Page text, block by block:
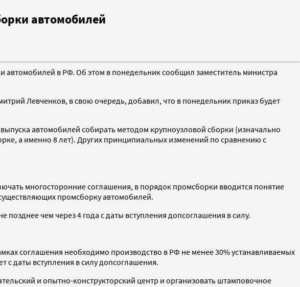
автомобилей
в РФ. Об этом в понедельник сообщил заместитель министра
Левченков, в свою очередь, добавил, что в понедельник приказ будет
автомобилей собирать методом крупноузловой сборки (изначально
а именно 8 лет). Других принципиальных изменений по сравнению с
многосторонние соглашения, в порядок промсборки вводится понятие
промсборку автомобилей.
чем через 4 года с даты вступления допсоглашения в силу.
соглашения необходимо производство в РФ не менее 30% устанавливаемых
с даты вступления в силу допсоглашения.
и опытно-конструкторский центр и организовать штамповочное